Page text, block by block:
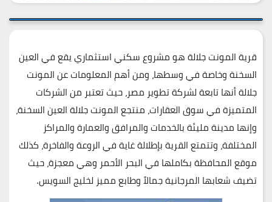
قرية المونت جلالة هو مشروع سكني استثماري يقع في العين
السخنة وخاصة في وسطها، ومن أهم المعلومات عن المونت
جلالة أنها تابعة لشركة تطوير مصر، حيث تعتبر من الشركات
المتميزة في سوق العقارات، منتجع المونت جلالة العين السخنة،
وإنها مدينة مليئة بالخدمات والمرافق والعمارة والمراكز
المختلفة، وتتمتع القرية بإطلالة غاية في الروعة والفاخرة، كذلك
موقع المحافظة بكاملها في البحر الأحمر وهي معجزة، حيث
تضيف شعابها المرجانية جمالاً وطابع مميز لخليج السويس.